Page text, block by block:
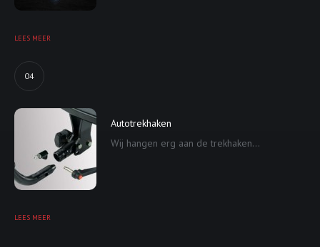
LEES MEER
04
Autotrekhaken
Wij hangen erg aan de trekhaken...
LEES MEER